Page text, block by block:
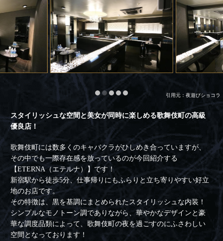
引用元：夜遊びショコラ
スタイリッシュな空間と美女が同時に楽しめる歌舞伎町の高級
優良店！
歌舞伎町には数多くのキャバクラがひしめき合っていますが、
その中でも一際存在感を放っているのが今回紹介する
【ETERNA（エテルナ）】です！
新宿駅から徒歩5分、仕事帰りにもふらりと立ち寄りやすい好立
地のお店です。
その特徴は、黒を基調にまとめられたスタイリッシュな内装！
シンプルなモノトーン調でありながら、華やかなデザインと豪
華な調度品類によって、歌舞伎町の夜を過ごすのにふさわしい
空間となっております！